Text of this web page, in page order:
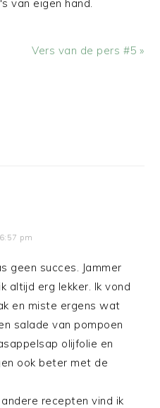
van eigen hand.
Volgend
Vers van de pers #5 »
pm
geen succes. Jammer
altijd erg lekker. Ik vond
en miste ergens wat
salade van pompoen
olijfolie en
ook beter met de
recepten vind ik